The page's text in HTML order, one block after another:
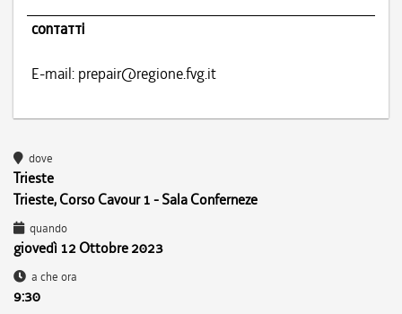
contatti
E-mail: prepair@regione.fvg.it
dove
Trieste
Trieste, Corso Cavour 1 - Sala Conferneze
quando
giovedì 12 Ottobre 2023
a che ora
9:30